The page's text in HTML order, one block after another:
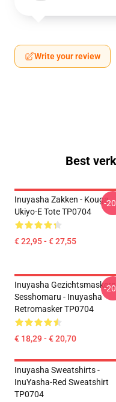
Write your review
Best
Inuyasha Zakken - Kouga
Ukiyo-E Tote TP0704
€ 22,95 - € 27,55
-
Inuyasha Gezichtsmaskers
Sesshomaru - Inuyasha
Retromasker TP0704
€ 18,29 - € 20,70
-
Inuyasha Sweatshirts -
InuYasha-Red Sweatshirt
TP0704